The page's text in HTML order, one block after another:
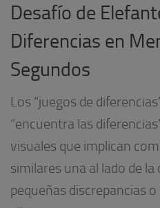
Desafío de
Diferencias en
Segundos
Los “juegos de
“encuentra las
visuales que implican
similares una al lado de
pequeñas discrepancias